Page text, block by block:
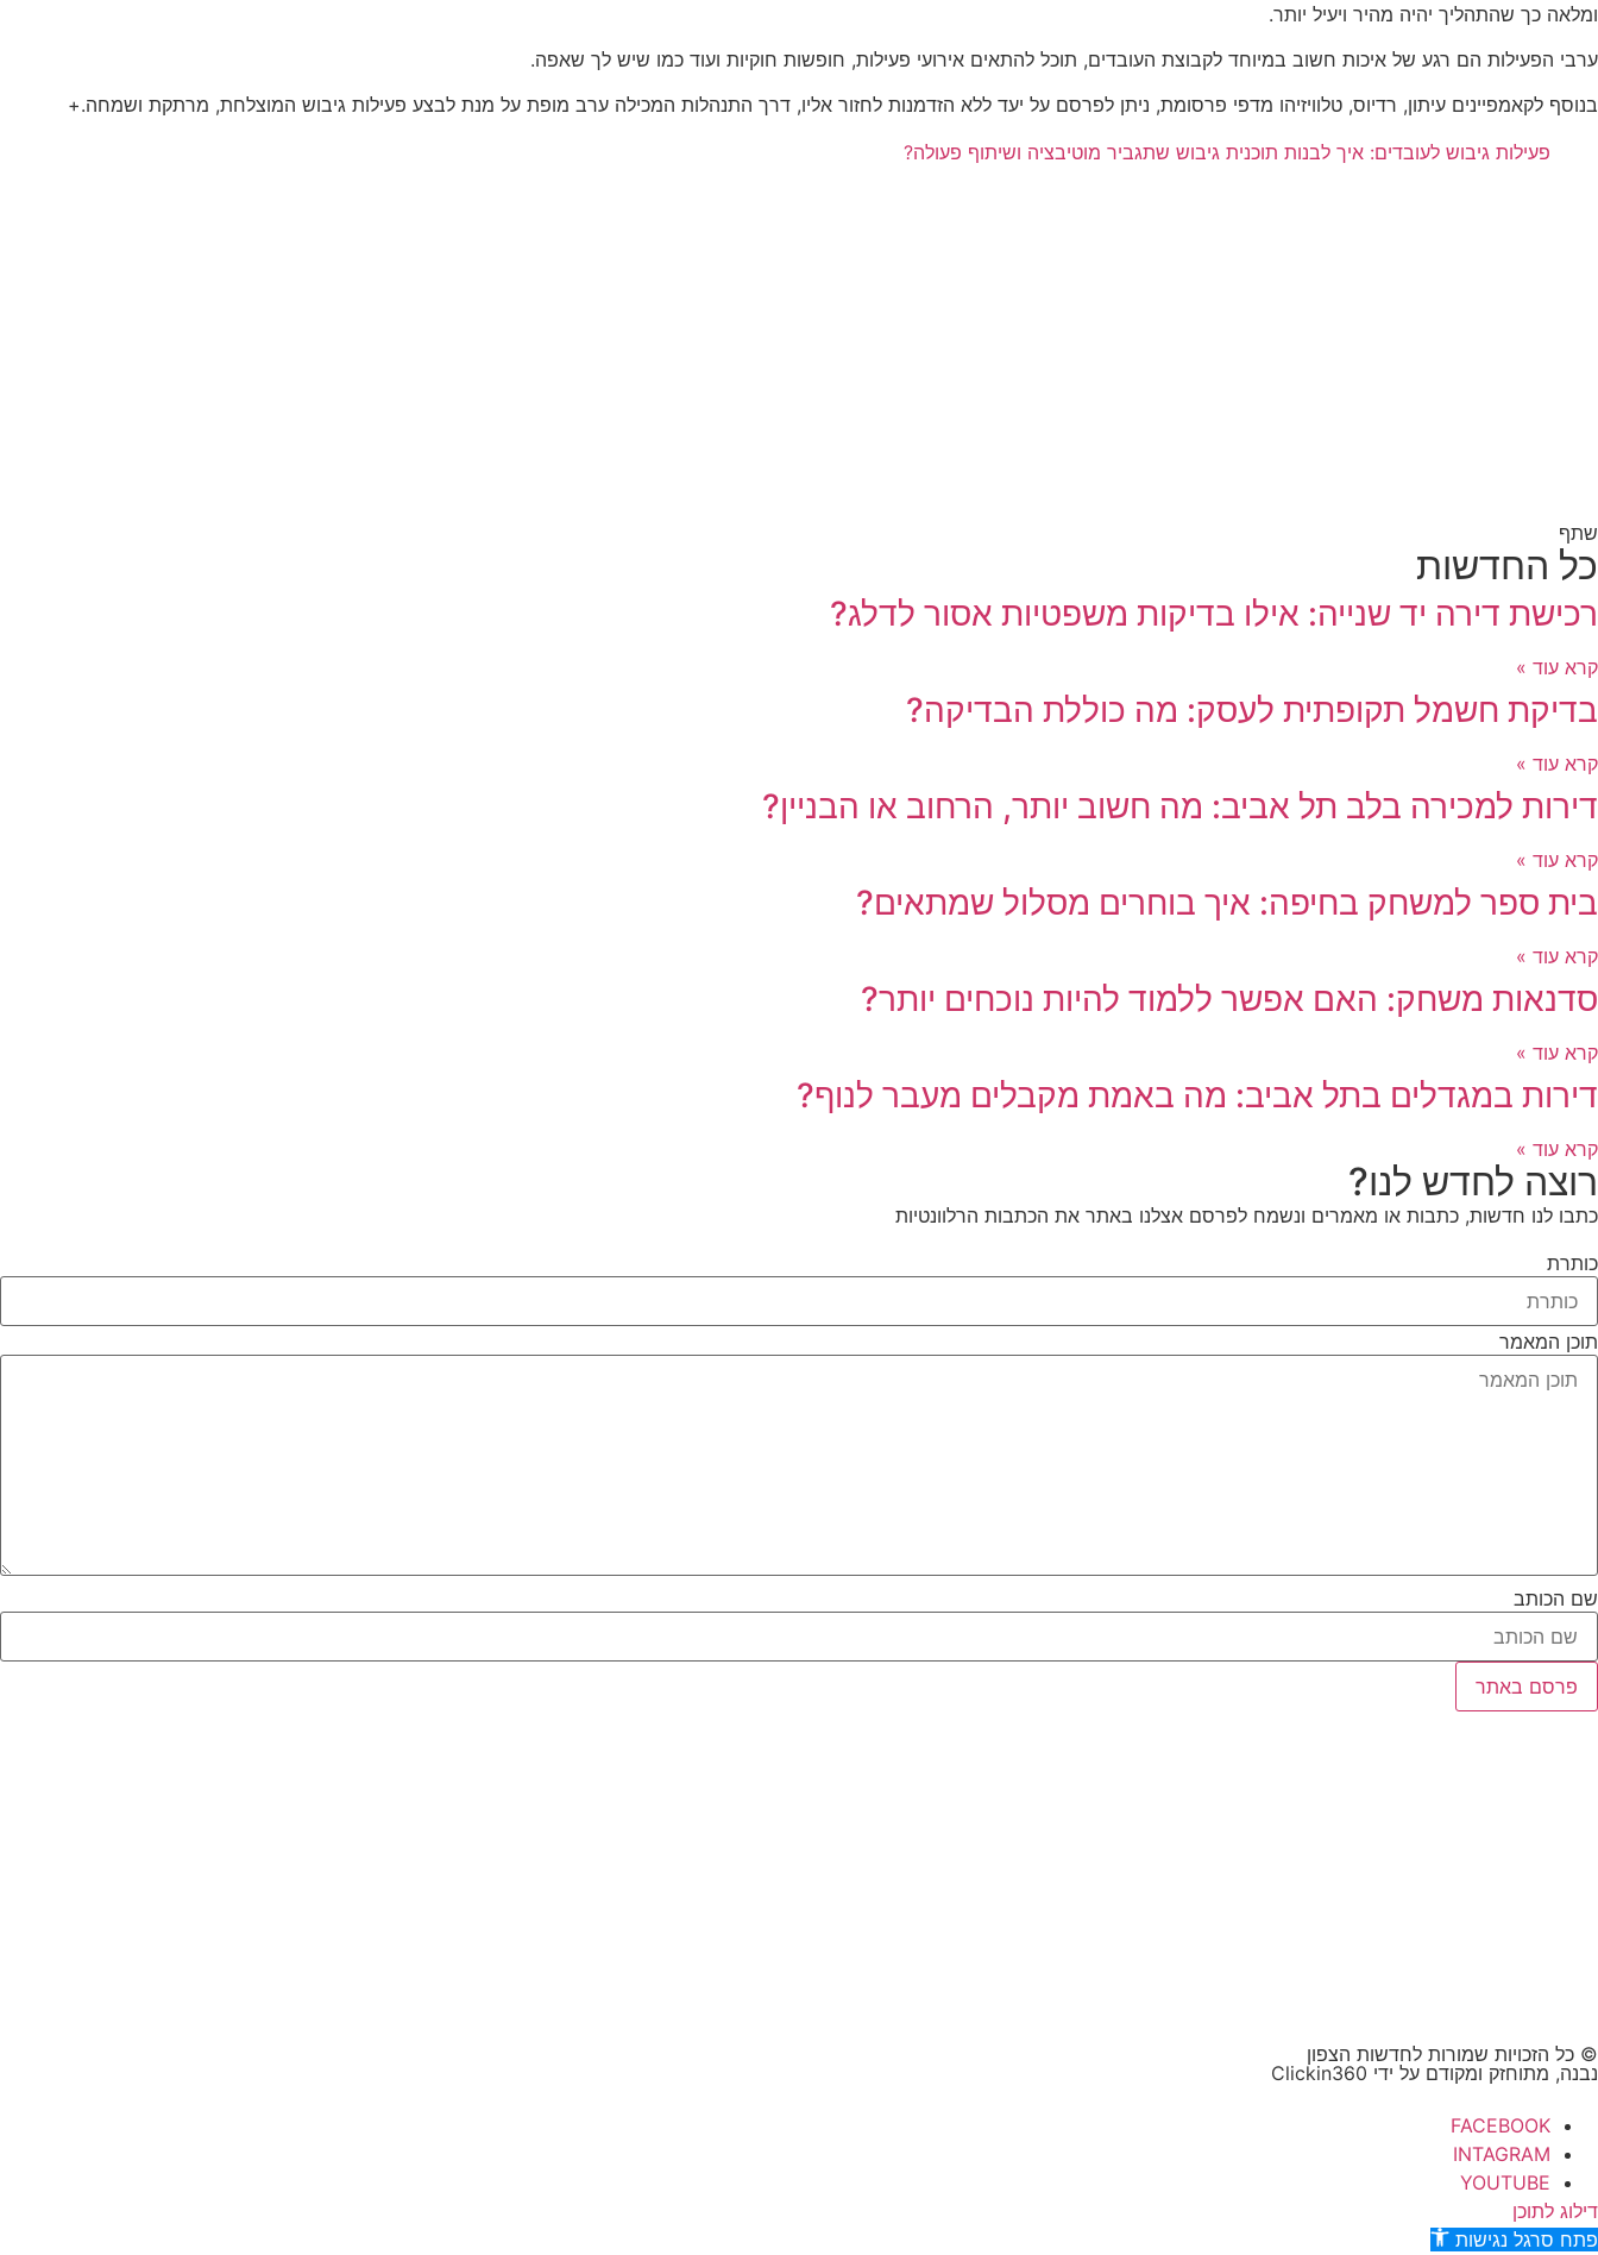
ומלאה כך שהתהליך יהיה מהיר ויעיל יותר.
ערבי הפעילות הם רגע של איכות חשוב במיוחד לקבוצת העובדים, תוכל להתאים אירועי פעילות, חופשות חוקיות ועוד כמו שיש לך שאפה.
בנוסף לקאמפיינים עיתון, רדיוס, טלוויזיהו מדפי פרסומת, ניתן לפרסם על יעד ללא הזדמנות לחזור אליו, דרך התנהלות המכילה ערב מופת על מנת לבצע פעילות גיבוש המוצלחת, מרתקת ושמחה.+
פעילות גיבוש לעובדים: איך לבנות תוכנית גיבוש שתגביר מוטיבציה ושיתוף פעולה?
שתף
כל החדשות
רכישת דירה יד שנייה: אילו בדיקות משפטיות אסור לדלג?
קרא עוד »
בדיקת חשמל תקופתית לעסק: מה כוללת הבדיקה?
קרא עוד »
דירות למכירה בלב תל אביב: מה חשוב יותר, הרחוב או הבניין?
קרא עוד »
בית ספר למשחק בחיפה: איך בוחרים מסלול שמתאים?
קרא עוד »
סדנאות משחק: האם אפשר ללמוד להיות נוכחים יותר?
קרא עוד »
דירות במגדלים בתל אביב: מה באמת מקבלים מעבר לנוף?
קרא עוד »
רוצה לחדש לנו?
כתבו לנו חדשות, כתבות או מאמרים ונשמח לפרסם אצלנו באתר את הכתבות הרלוונטיות
כותרת
תוכן המאמר
שם הכותב
פרסם באתר
© כל הזכויות שמורות לחדשות הצפון
נבנה, מתוחזק ומקודם על ידי Clickin360
FACEBOOK
INTAGRAM
YOUTUBE
דילוג לתוכן
פתח סרגל נגישות